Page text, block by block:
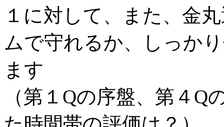
１に対して、また、金
ムで守れるか、しっか
ます
（第１Qの序盤、第４